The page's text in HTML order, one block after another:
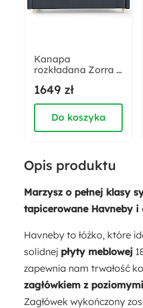
Rodzaj wezgłowia:
Poziome panele
Pojemnik na pościel:
Ilość paczek:
Strona mebla:
Uniwersalny
Funkcje:
Bez materaca
Kanapa
rozkładana Zorra z
pościel
ciemnoszara welur
1649 zł
Do koszyka
Opis produktu
Marzysz o pełnej klasy
tapicerowane Havneby
Havneby to łóżko, które
solidnej płyty meblowej
zapewnia nam trwałość
zagłówkiem z
Zagłówek wykończony